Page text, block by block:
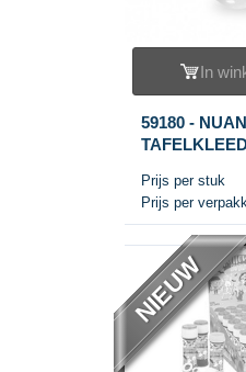
In
59180 -
MAGNETEN,
(1set.)
Prijs per stuk
Prijs per
NIEUW